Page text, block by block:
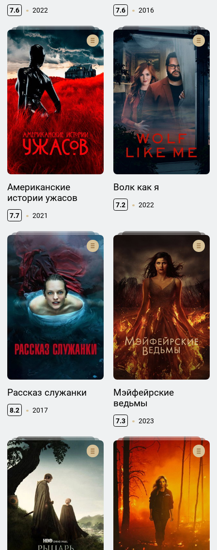
7.6 2022 7.6 2016
Американские
истории ужасов
7.7 2021
Волк как я
7.2 2022
Рассказ служанки
8.2 2017
Мэйфейрские
ведьмы
7.3 2023